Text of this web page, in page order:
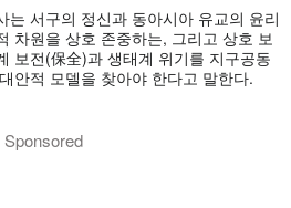
는 서구의 정신과 동아시아 유교의 윤리
차원을 상호 존중하는, 그리고 상호 보
보전(保全)과 생태계 위기를 지구공동
안적 모델을 찾아야 한다고 말한다.
Sponsored